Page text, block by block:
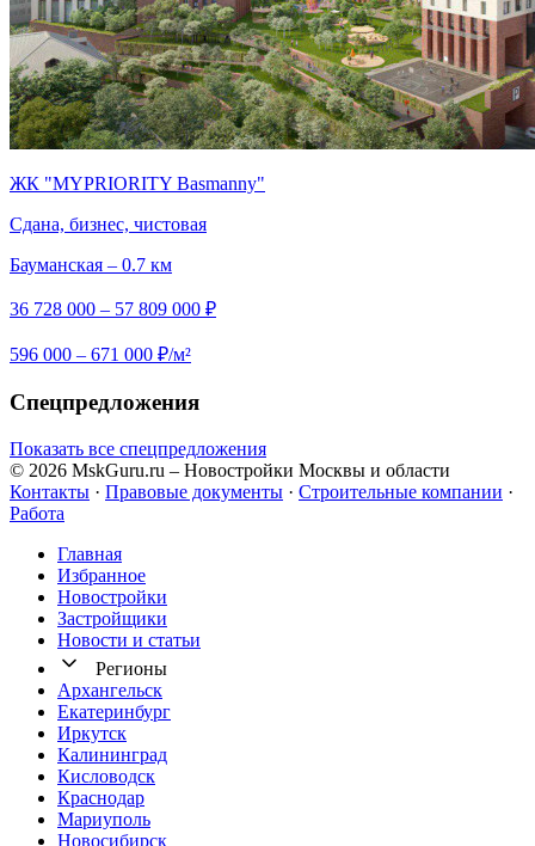
ЖК "MYPRIORITY Basmanny"
Сдана, бизнес, чистовая
Бауманская – 0.7 км
36 728 000 – 57 809 000 ₽
596 000 – 671 000 ₽/м²
Спецпредложения
Показать все спецпредложения
© 2026 MskGuru.ru – Новостройки Москвы и области
Контакты · Правовые документы · Строительные компании ·
Работа
Главная
Избранное
Новостр ойки
Застройщики
Новости и статьи
Регионы
Архангельск
Екатеринбург
Иркутск
Калининград
Кисловодск
Краснодар
Мариуполь
Новосибирск